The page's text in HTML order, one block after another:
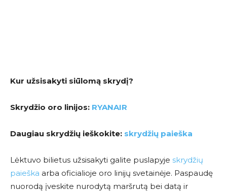
Kur užsisakyti siūlomą skrydį?
Skrydžio oro linijos: RYANAIR
Daugiau skrydžių ieškokite: skrydžių paieška
Lėktuvo bilietus užsisakyti galite puslapyje skrydžių
paieška arba oficialioje oro linijų svetainėje. Paspaudę
nuorodą įveskite nurodytą maršrutą bei datą ir